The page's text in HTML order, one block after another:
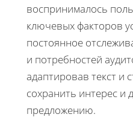
воспринималось
ключевых факторов
постоянное
и потребностей
адаптировав текст и
сохранить интерес и
предложению.